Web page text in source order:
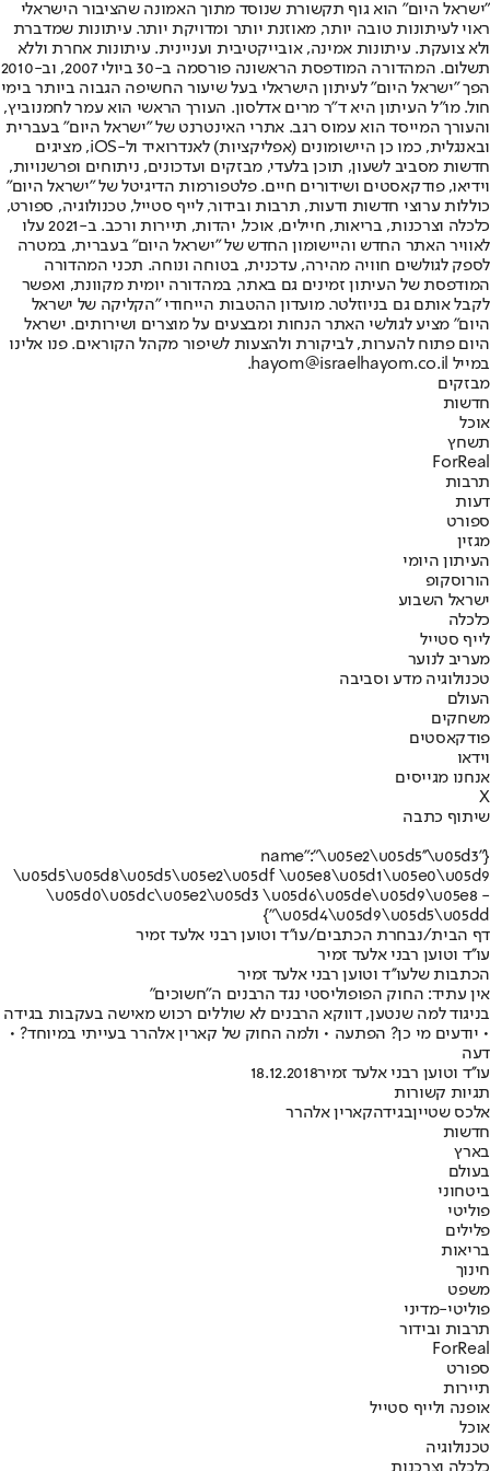
"ישראל היום" הוא גוף תקשורת שנוסד מתוך האמונה שהציבור הישראלי
ראוי לעיתונות טובה יותר, מאוזנת יותר ומדויקת יותר. עיתונות שמדברת
ולא צועקת. עיתונות אמינה, אובייקטיבית ועניינית. עיתונות אחרת וללא
תשלום. המהדורה המודפסת הראשונה פורסמה ב-30 ביולי 2007, וב-2010
הפך "ישראל היום" לעיתון הישראלי בעל שיעור החשיפה הגבוה ביותר בימי
חול. מו"ל העיתון היא ד"ר מרים אדלסון. העורך הראשי הוא עמר לחמנוביץ,
והעורך המייסד הוא עמוס רגב. אתרי האינטרנט של "ישראל היום" בעברית
ובאנגלית, כמו כן היישומונים (אפליקציות) לאנדרואיד ול-iOS, מציגים
חדשות מסביב לשעון, תוכן בלעדי, מבזקים ועדכונים, ניתוחים ופרשנויות,
וידיאו, פודקאסטים ושידורים חיים. פלטפורמות הדיגיטל של "ישראל היום"
כוללות ערוצי חדשות ודעות, תרבות ובידור, לייף סטייל, טכנולוגיה, ספורט,
כלכלה וצרכנות, בריאות, חיילים, אוכל, יהדות, תיירות ורכב. ב-2021 עלו
לאוויר האתר החדש והיישומון החדש של "ישראל היום" בעברית, במטרה
לספק לגולשים חוויה מהירה, עדכנית, בטוחה ונוחה. תכני המהדורה
המודפסת של העיתון זמינים גם באתר, במהדורה יומית מקוונת, ואפשר
לקבל אותם גם בניוזלטר. מועדון ההטבות הייחודי "הקליקה של ישראל
היום" מציע לגולשי האתר הנחות ומבצעים על מוצרים ושירותים. ישראל
היום פתוח להערות, לביקורת ולהצעות לשיפור מקהל הקוראים. פנו אלינו
במייל hayom@israelhayom.co.il.
מבזקים
חדשות
אוכל
תשחץ
ForReal
תרבות
דעות
ספורט
מגזין
העיתון היומי
הורוסקופ
ישראל השבוע
כלכלה
לייף סטייל
מעריב לנוער
טכנולוגיה מדע וסביבה
העולם
משחקים
פודקאסטים
וידאו
אנחנו מגייסים
X
שיתוף כתבה
{"name":"\u05e2\u05d5''\u05d3
\u05d5\u05d8\u05d5\u05e2\u05df \u05e8\u05d1\u05e0\u05d9
\u05d0\u05dc\u05e2\u05d3 \u05d6\u05de\u05d9\u05e8 -
\u05d4\u05d9\u05d5\u05dd"}
דף הבית/נבחרת הכתבים/עו''ד וטוען רבני אלעד זמיר
עו''ד וטוען רבני אלעד זמיר
הכתבות שלעו''ד וטוען רבני אלעד זמיר
אין עתיד: החוק הפופוליסטי נגד הרבנים ה"חשוכים"
בניגוד למה שנטען, דווקא הרבנים לא שוללים רכוש מאישה בעקבות בגידה
• יודעים מי כן? הפתעה • ולמה החוק של קארין אלהרר בעייתי במיוחד? •
דעה
עו''ד וטוען רבני אלעד זמיר18.12.2018
תגיות קשורות
אלכס שטייןבגידהקארין אלהרר
חדשות
בארץ
בעולם
ביטחוני
פוליטי
פלילים
בריאות
חינוך
משפט
פוליטי-מדיני
תרבות ובידור
ForReal
ספורט
תיירות
אופנה ולייף סטייל
אוכל
טכנולוגיה